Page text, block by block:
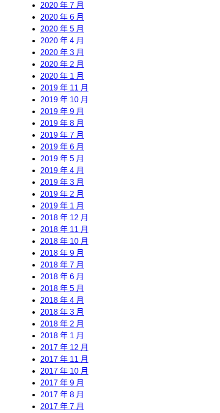
2020 年 7 月
2020 年 6 月
2020 年 5 月
2020 年 4 月
2020 年 3 月
2020 年 2 月
2020 年 1 月
2019 年 11 月
2019 年 10 月
2019 年 9 月
2019 年 8 月
2019 年 7 月
2019 年 6 月
2019 年 5 月
2019 年 4 月
2019 年 3 月
2019 年 2 月
2019 年 1 月
2018 年 12 月
2018 年 11 月
2018 年 10 月
2018 年 9 月
2018 年 7 月
2018 年 6 月
2018 年 5 月
2018 年 4 月
2018 年 3 月
2018 年 2 月
2018 年 1 月
2017 年 12 月
2017 年 11 月
2017 年 10 月
2017 年 9 月
2017 年 8 月
2017 年 7 月